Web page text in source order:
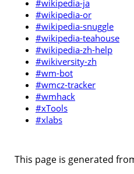
#wikipedia-ja
#wikipedia-or
#wikipedia-snuggle
#wikipedia-teahouse
#wikipedia-zh-help
#wikiversity-zh
#wm-bot
#wmcz-tracker
#wmhack
#xTools
#xlabs
This page is generated